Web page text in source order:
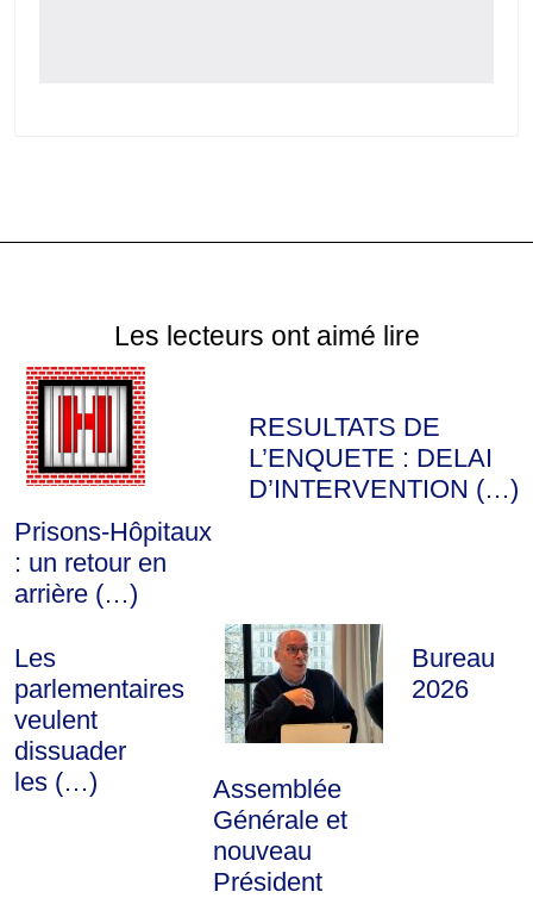
Les lecteurs ont aimé lire
Prisons-Hôpitaux
: un retour en
arrière (…)
RESULTATS DE
L’ENQUETE : DELAI
D’INTERVENTION (…)
Les
parlementaires
veulent
dissuader
les (…)
Assemblée
Générale et
nouveau
Président
Bureau
2026